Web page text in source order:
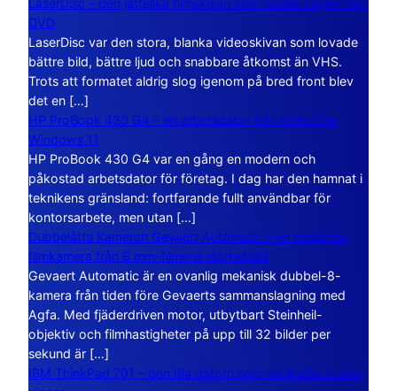
LaserDisc – den jättelika filmskivan som visade vägen mot
DVD
LaserDisc var den stora, blanka videoskivan som lovade
bättre bild, bättre ljud och snabbare åtkomst än VHS.
Trots att formatet aldrig slog igenom på bred front blev
det en […]
HP ProBook 430 G4 – en arbetsdator från tiden före
Windows 11
HP ProBook 430 G4 var en gång en modern och
påkostad arbetsdator för företag. I dag har den hamnat i
teknikens gränsland: fortfarande fullt användbar för
kontorsarbete, men utan […]
Dubbelåtta Kameran Gevaert Automatic – en mekanisk
filmkamera från 8 mm-filmens storhetstid
Gevaert Automatic är en ovanlig mekanisk dubbel-8-
kamera från tiden före Gevaerts sammanslagning med
Agfa. Med fjäderdriven motor, utbytbart Steinheil-
objektiv och filmhastigheter på upp till 32 bilder per
sekund är […]
IBM ThinkPad 701 – den lilla datorn som vecklade ut sina